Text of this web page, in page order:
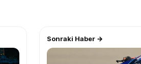
Sonraki Haber →